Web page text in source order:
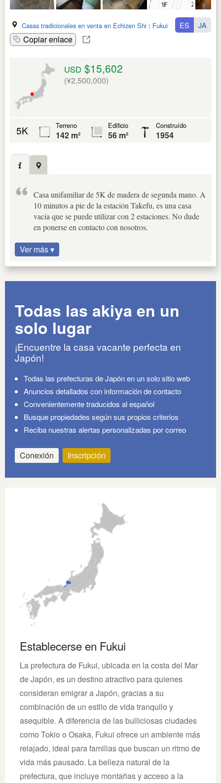
Casas tradicionales en venta en Echizen Shi : Fukui Ken
Copiar enlace
ES JA
USD $15,602
(¥2,500,000)
5K Terreno
142 m²
Edificio
56 m²
Construído
1954
Casa unifamiliar de 5K de madera de segunda mano. A
10 minutos a pie de la estación Takefu, es una casa
vacía que se puede utilizar con 2 estaciones. No dude
en ponerse en contacto con nosotros.
Ver más ▾
Todas las akiya en un
solo lugar
¡Encuentre la casa vacante perfecta en
Japón!
Todas las prefecturas de Japón en un solo sitio web
Anuncios detallados con información de contacto
Convenientemente traducidos al español
Busque propiedades según sus propios criterios
Reciba nuestras alertas personalizadas por correo
Conexión Inscripción
Establecerse en Fukui
La prefectura de Fukui, ubicada en la costa del Mar
de Japón, es un destino atractivo para quienes
consideran emigrar a Japón, gracias a su
combinación de un estilo de vida tranquilo y
asequible. A diferencia de las bulliciosas ciudades
como Tokio o Osaka, Fukui ofrece un ambiente más
relajado, ideal para familias que buscan un ritmo de
vida más pausado. La belleza natural de la
prefectura, que incluye montañas y acceso a la